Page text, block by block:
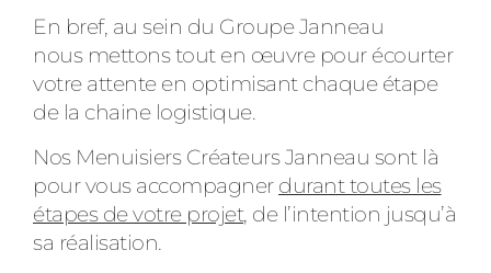
En bref, au sein du Groupe Janneau
nous mettons tout en œuvre pour écourter
votre attente en optimisant chaque étape
de la chaine logistique.
Nos Menuisiers Créateurs Janneau sont là
pour vous accompagner durant toutes les
étapes de votre projet , de l’intention jusqu’à
sa réalisation.